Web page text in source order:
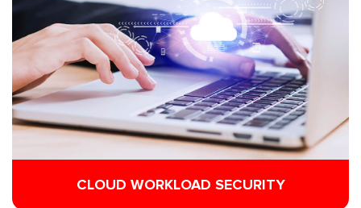
CLOUD WORKLOAD SECURITY